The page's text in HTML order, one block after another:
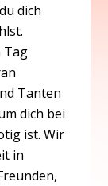
dich
Tag
Tanten
dich bei
ist. Wir
in